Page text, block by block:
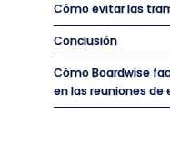
Cómo evitar las
Conclusión
Cómo Boardwise
en las reuniones de